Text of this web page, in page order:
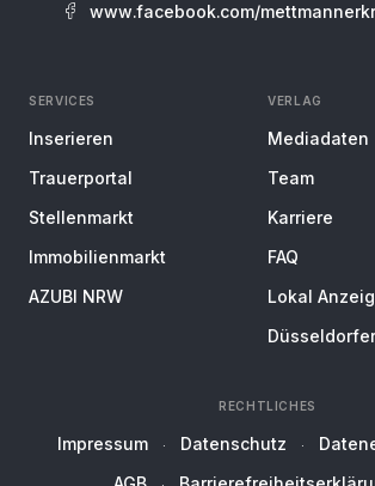
www.facebook.com/
SERVICES
Inserieren
Trauerportal
Stellenmarkt
Immobilienmarkt
AZUBI NRW
VERLAG
Mediadaten
Team
Karriere
FAQ
Lokal
RECHTLICHES
Impressum Datenschutz